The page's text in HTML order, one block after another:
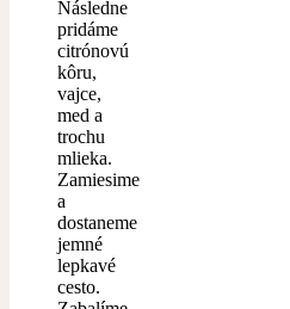
Následne
pridáme
citrónovú
kôru,
vajce,
med a
trochu
mlieka.
Zamiesime
a
dostaneme
jemné
lepkavé
cesto.